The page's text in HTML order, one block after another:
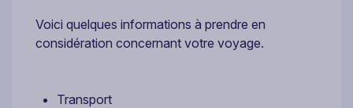
Voici quelques informations à prendre en
considération concernant votre voyage.
Transport